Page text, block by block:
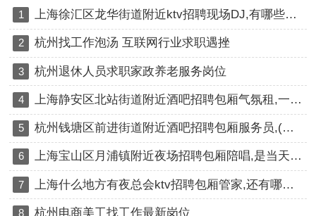
1 上海徐汇区龙华街道附近ktv招聘现场DJ,有哪些工作岗位
2 杭州找工作泡汤 互联网行业求职遇挫
3 杭州退休人员求职家政养老服务岗位
4 上海静安区北站街道附近酒吧招聘包厢气氛租,一个月上几天班
5 杭州钱塘区前进街道附近酒吧招聘包厢服务员,(不抽台费)
6 上海宝山区月浦镇附近夜场招聘包厢陪唱,是当天上班当天发薪吗？
7 上海什么地方有夜总会ktv招聘包厢管家,还有哪些职位
8 杭州电商美工找工作最新岗位